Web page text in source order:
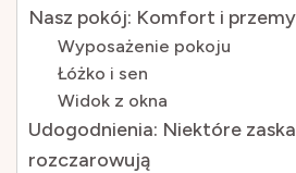
Nasz pokój: Komfort i
Wyposażenie pokoju
Łóżko i sen
Widok z okna
Udogodnienia: Niektóre
rozczarowują